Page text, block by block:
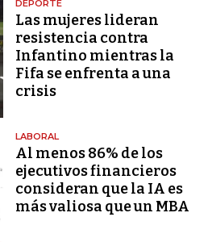
DEPORTE
Las mujeres lideran
resistencia contra
Infantino mientras la
Fifa se enfrenta a una
crisis
LABORAL
Al menos 86% de los
ejecutivos financieros
consideran que la IA es
más valiosa que un MBA